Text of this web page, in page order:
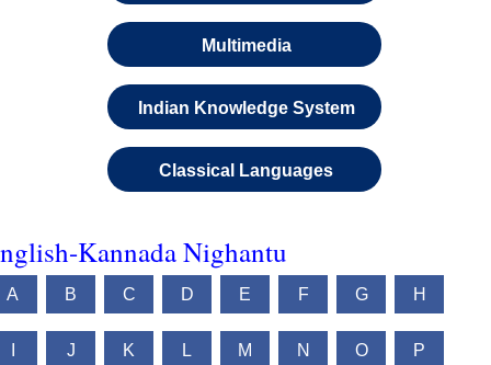
Multimedia
Indian Knowledge System
Classical Languages
Kannada Nighantu
A B C D E F G H
J K L M N O P